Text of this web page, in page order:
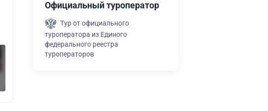
Официальный туроператор
Тур от официального
туроператора из Единого
федерального реестра
туроператоров